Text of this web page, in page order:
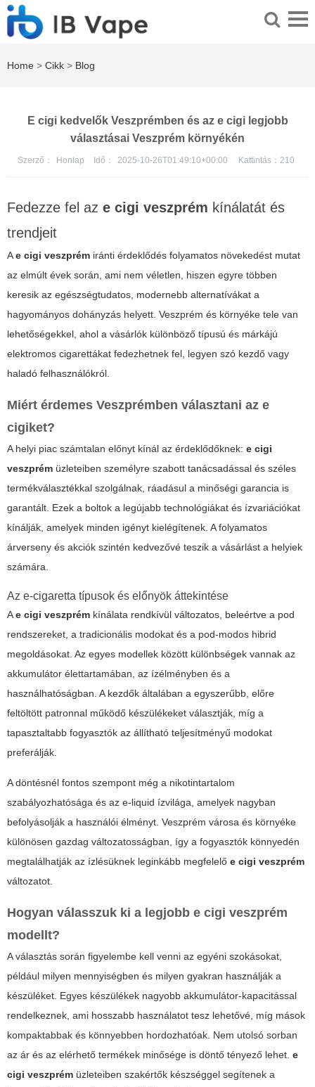
Home > Cikk > Blog
E cigi kedvelők Veszprémben és az e cigi legjobb
választásai Veszprém környékén
Szerző： Honlap Idő： 2025-10-26T01:49:10+00:00 Kattintás： 210
Fedezze fel az e cigi veszprém kínálatát és
trendjeit
Ae cigi veszprém iránti érdeklődés folyamatos növekedést mutat
az elmúlt évek során, ami nem véletlen, hiszen egyre többen
keresik az egészségtudatos, modernebb alternatívákat a
hagyományos dohányzás helyett. Veszprém és környéke tele van
lehetőségekkel, ahol a vásárlók különböző típusú és márkájú
elektromos cigarettákat fedezhetnek fel, legyen szó kezdő vagy
haladó felhasználókról.
Miért érdemes Veszprémben választani az e
cigiket?
A helyi piac számtalan előnyt kínál az érdeklődőknek: e cigi
veszprém üzleteiben személyre szabott tanácsadással és széles
termékválasztékkal szolgálnak, ráadásul a minőségi garancia is
garantált. Ezek a boltok a legújabb technológiákat és ízvariációkat
kínálják, amelyek minden igényt kielégítenek. A folyamatos
árverseny és akciók szintén kedvezővé teszik a vásárlást a helyiek
számára.
Az e-cigaretta típusok és előnyök áttekintése
Ae cigi veszprém kínálata rendkívül változatos, beleértve a pod
rendszereket, a tradicionális modokat és a pod-modos hibrid
megoldásokat. Az egyes modellek között különbségek vannak az
akkumulátor élettartamában, az ízélményben és a
használhatóságban. A kezdők általában a egyszerűbb, előre
feltöltött patronnal működő készülékeket választják, míg a
tapasztaltabb fogyasztók az állítható teljesítményű modokat
preferálják.
A döntésnél fontos szempont még a nikotintartalom
szabályozhatósága és az e-liquid ízvilága, amelyek nagyban
befolyásolják a használói élményt. Veszprém városa és környéke
különösen gazdag változatosságban, így a fogyasztók könnyedén
megtalálhatják az ízlésüknek leginkább megfelelő e cigi veszprém
változatot.
Hogyan válasszuk ki a legjobb e cigi veszprém
modellt?
A választás során figyelembe kell venni az egyéni szokásokat,
például milyen mennyiségben és milyen gyakran használják a
készüléket. Egyes készülékek nagyobb akkumulátor-kapacitással
rendelkeznek, ami hosszabb használatot tesz lehetővé, míg mások
kompaktabbak és könnyebben hordozhatóak. Nem utolsó sorban
az ár és az elérhető termékek minősége is döntő tényező lehet. e
cigi veszprém üzleteiben szakértők készséggel segítenek a